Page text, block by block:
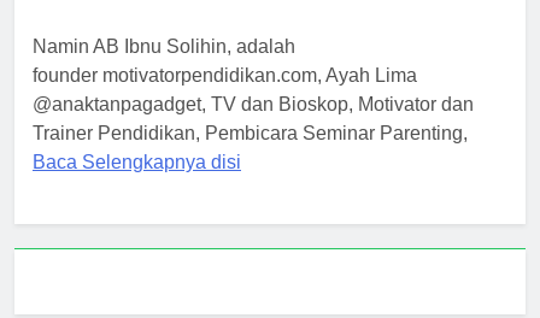
Namin AB Ibnu Solihin, adalah
founder motivatorpendidikan.com, Ayah Lima
@anaktanpagadget, TV dan Bioskop, Motivator dan
Trainer Pendidikan, Pembicara Seminar Parenting,
Baca Selengkapnya disi